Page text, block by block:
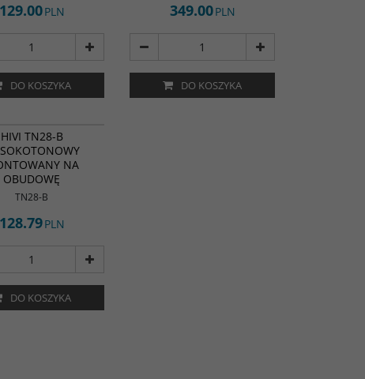
129.00PLN
DO KOSZYKA
349.00PLN
DO KOSZYKA
HiVi
na
Wysokotonowy
membrany:
(dB): 90 dB
HIVI TN28-B
NA
OBUDOWĘ
TN28-B
128.79PLN
DO KOSZYKA